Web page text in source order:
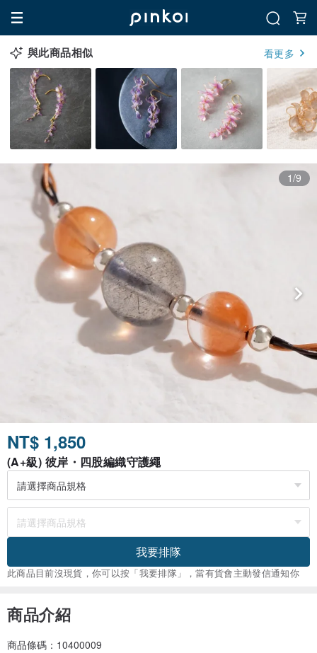
與此商品相似 看更多
1/9
NT$ 1,850
(A+級) 彼岸・四股編織守護繩
我要排隊
此商品目前沒現貨，你可以按「我要排隊」，當有貨會主動發信通知你
商品介紹
商品條碼：10400009